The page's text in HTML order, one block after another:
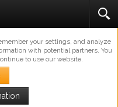
your settings, and analyze
with potential partners. You
to use our website.